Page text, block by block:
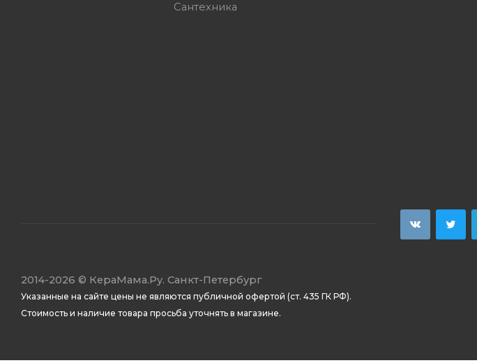
Сантехника
2014-2026 © КераМама.Ру. Санкт-Петербург
Указанные на сайте цены не являются публичной офертой (ст. 435 ГК РФ).
Стоимость и наличие товара просьба уточнять в магазине.